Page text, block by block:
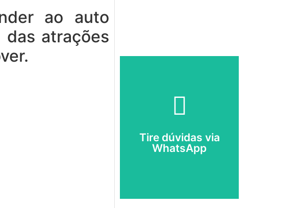
ao auto
atrações
Tire dúvidas via
WhatsApp
ESTUDANTE